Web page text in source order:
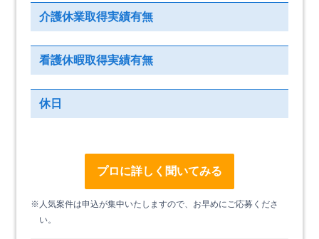
介護休業取得実績有無
看護休暇取得実績有無
休日
プロに詳しく聞いてみる
※人気案件は申込が集中いたしますので、お早めにご応募くださ
い。